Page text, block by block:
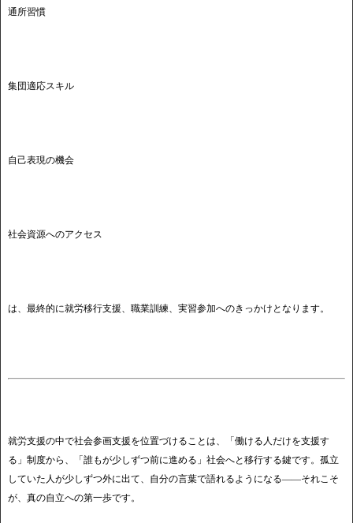
通所習慣
集団適応スキル
自己表現の機会
社会資源へのアクセス
は、最終的に就労移行支援、職業訓練、実習参加へのきっかけとなります。
就労支援の中で社会参画支援を位置づけることは、「働ける人だけを支援す
る」制度から、「誰もが少しずつ前に進める」社会へと移行する鍵です。孤立
していた人が少しずつ外に出て、自分の言葉で語れるようになる――それこそ
が、真の自立への第一歩です。